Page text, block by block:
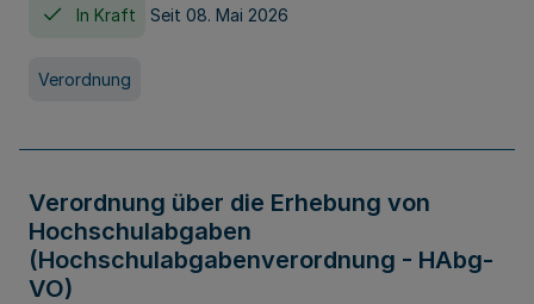
In Kraft Seit 08. Mai 2026
Verordnung
Verordnung über die Erhebung von
Hochschulabgaben
(Hochschulabgabenverordnung - HAbg-
VO)